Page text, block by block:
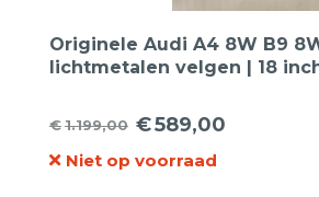
Originele Audi A4 8W B9
lichtmetalen velgen | 18
€1.199,00
Oorspronkelijke
prijs
€589,00
Huidige
prijs
Niet op voorraad